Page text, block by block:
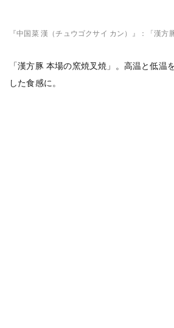
『中国菜 漢（チュウゴクサイ カン）』：「漢方
「漢方豚 本場の窯焼叉焼」。高温と低温
した食感に。